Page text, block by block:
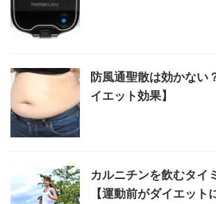
防風通聖散は効かない
イエット効果】
カルニチンを飲むタイ
【運動前がダイエット